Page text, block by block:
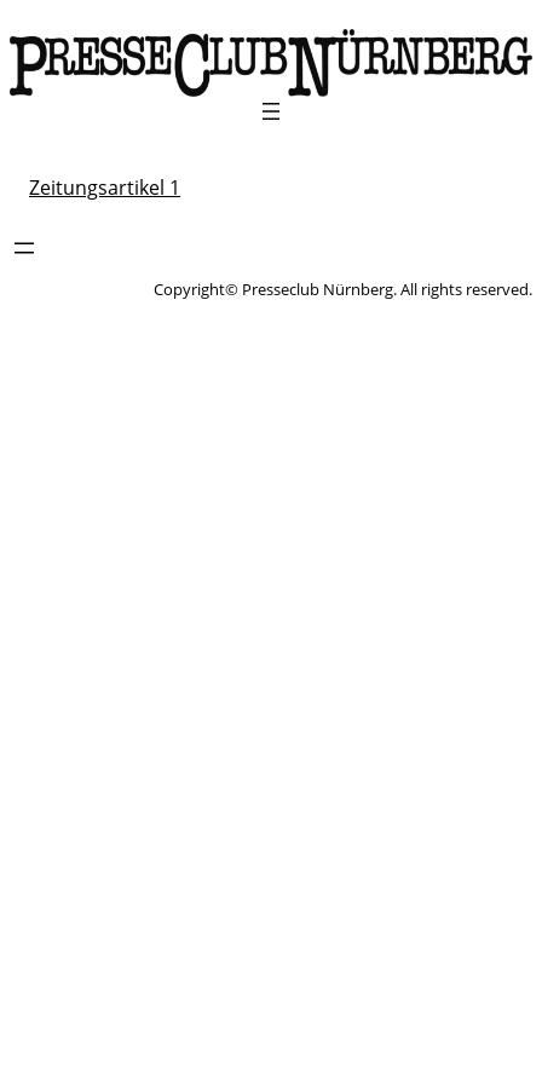
Zeitungsartikel 1
Copyright© Presseclub Nürnberg. All rights reserved.